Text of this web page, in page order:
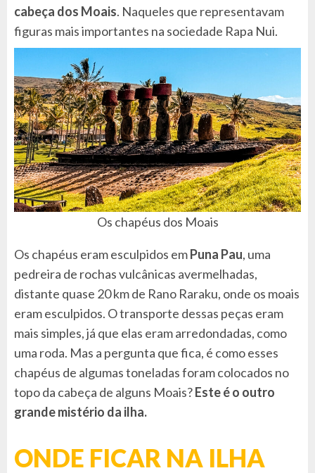
cabeça dos Moais. Naqueles que representavam
figuras mais importantes na sociedade Rapa Nui.
Os chapéus dos Moais
Os chapéus eram esculpidos emPuna Pau, uma
pedreira de rochas vulcânicas avermelhadas,
distante quase 20 km de Rano Raraku, onde os moais
eram esculpidos. O transporte dessas peças eram
mais simples, já que elas eram arredondadas, como
uma roda. Mas a pergunta que fica, é como esses
chapéus de algumas toneladas foram colocados no
topo da cabeça de alguns Moais?Este é o outro
grande mistério da ilha.
ONDE FICAR NA ILHA